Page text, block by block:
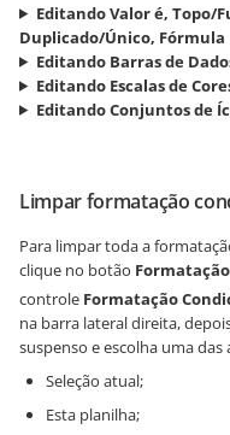
Editando Valor é, Topo/
Duplicado/Único, Fórmula
Editando Barras de
Editando Escalas de
Editando Conjuntos de
Limpar formatação
Para limpar toda a
clique no botão
controle Formatação
na barra lateral direita,
suspenso e escolha uma das
Seleção atual;
Esta planilha;